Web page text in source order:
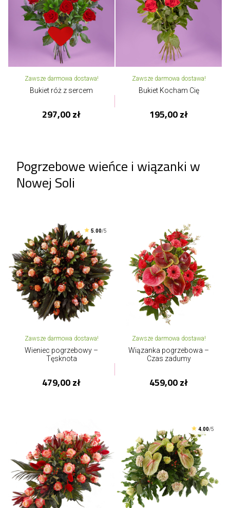
Zawsze darmowa dostawa!
Bukiet róż z sercem
297,00 zł
Zawsze darmowa dostawa!
Bukiet Kocham Cię
195,00 zł
Pogrzebowe wieńce i wiązanki w
Nowej Soli
5.00/5
Zawsze darmowa dostawa!
Wieniec pogrzebowy –
Tęsknota
479,00 zł
Zawsze darmowa dostawa!
Wiązanka pogrzebowa –
Czas zadumy
459,00 zł
4.00/5